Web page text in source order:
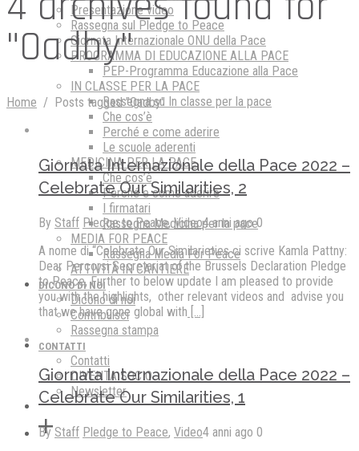
Presentazione video
Rassegna sul Pledge to Peace
Giornata Internazionale ONU della Pace
PROGRAMMA DI EDUCAZIONE ALLA PACE
PEP-Programma Educazione alla Pace
IN CLASSE PER LA PACE
Rassegna su In classe per la pace
Che cos’è
Perché e come aderire
Le scuole aderenti
MEDICINA PER LA PACE
Che cos’è
Perché e come aderire
I firmatari
Rassegna Medicina per la pace
MEDIA FOR PEACE
Rassegna Media For Peace
ATTIVITÀ IN CANTIERE
DICONO DI NOI
Dicono di noi
Contribuisci
Rassegna stampa
CONTATTI
Contatti
DIVENTA SOCIO
Newsletter
"Oadby"
Home / Posts tagged "Oadby"
Giornata Internazionale della Pace 2022 –
Celebrate Our Similarities, 2
By Staff Pledge to Peace,Video4 anni ago 0
A nome di “Celebrate Our Similarieties ci scrive Kamla Pattny:
Dear Percorsi Secretariat of the Brussels Declaration Pledge
to Peace, Further to below update I am pleased to provide
you with the highlights, other relevant videos and advise you
that we have gone global with
Giornata Internazionale della Pace 2022 –
Celebrate Our Similarities, 1
ByStaff Pledge to Peace, Video4 anni ago 0